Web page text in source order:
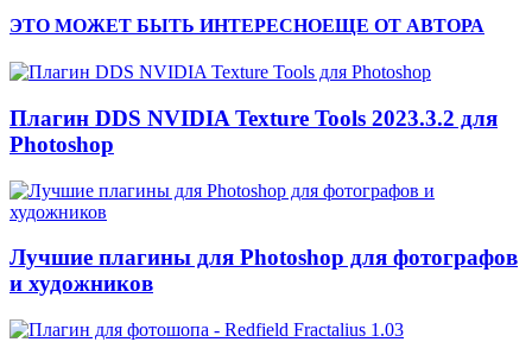
ЭТО МОЖЕТ БЫТЬ ИНТЕРЕСНОЕЩЕ ОТ АВТОРА
Плагин DDS NVIDIA Texture Tools 2023.3.2 для
Photoshop
Лучшие плагины для Photoshop для фотографов
и художников